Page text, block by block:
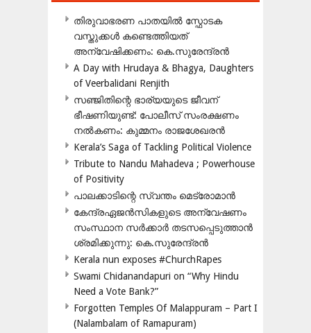
തിരുവാഭരണ പാതയിൽ സ്ഫോടക
വസ്തുക്കൾ കണ്ടെത്തിയത്
അന്വേഷിക്കണം: കെ.സുരേന്ദ്രൻ
A Day with Hrudaya & Bhagya, Daughters
of Veerbalidani Renjith
സഞ്ജിതിന്റെ ഭാര്യയുടെ ജീവന്
ഭീഷണിയുണ്ട്: പോലീസ് സംരക്ഷണം
നൽകണം: കുമ്മനം രാജശേഖരൻ
Kerala’s Saga of Tackling Political Violence
Tribute to Nandu Mahadeva ; Powerhouse
of Positivity
പാലക്കാടിന്റെ സ്വന്തം മെട്രോമാൻ
കേന്ദ്രഏജൻസികളുടെ അന്വേഷണം
സംസ്ഥാന സർക്കാർ തടസപ്പെടുത്താൻ
ശ്രമിക്കുന്നു: കെ.സുരേന്ദ്രൻ
Kerala nun exposes #ChurchRapes
Swami Chidanandapuri on “Why Hindu
Need a Vote Bank?”
Forgotten Temples Of Malappuram – Part I
(Nalambalam of Ramapuram)